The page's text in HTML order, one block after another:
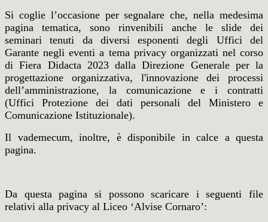
Si coglie l’occasione per segnalare che, nella medesima
pagina tematica, sono rinvenibili anche le slide dei
seminari tenuti da diversi esponenti degli Uffici del
Garante negli eventi a tema privacy organizzati nel corso
di Fiera Didacta 2023 dalla Direzione Generale per la
progettazione organizzativa, l'innovazione dei processi
dell’amministrazione, la comunicazione e i contratti
(Uffici Protezione dei dati personali del Ministero e
Comunicazione Istituzionale).
Il vademecum, inoltre, è disponibile in calce a questa
pagina.
Da questa pagina si possono scaricare i seguenti file
relativi alla privacy al Liceo ‘Alvise Cornaro’: